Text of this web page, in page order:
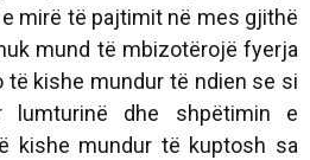
mirë të pajtimit në mes gjithë
mund të mbizotërojë fyerja
të kishe mundur të ndien se si
lumturinë dhe shpëtimin e
kishe mundur të kuptosh sa